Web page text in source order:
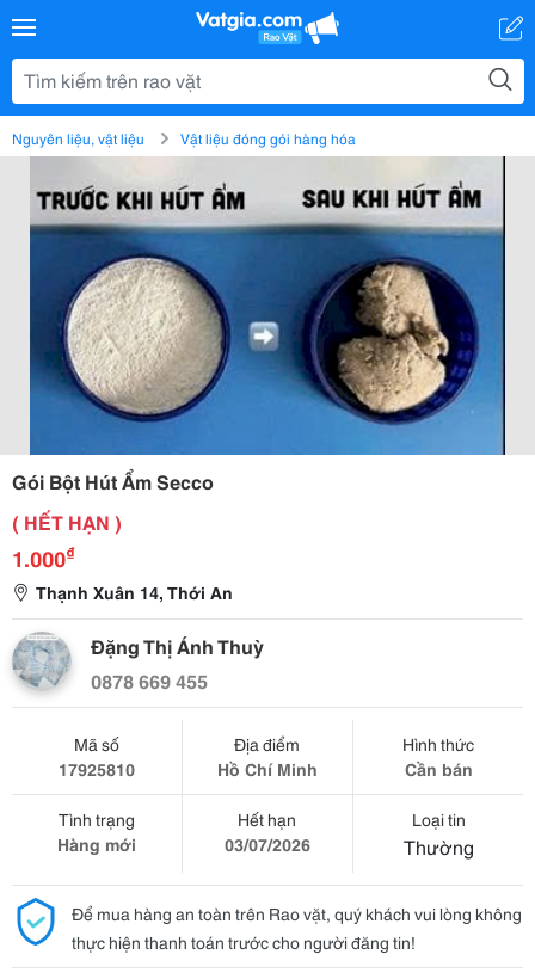
Nguyên liệu, vật liệu Vật liệu đóng gói hàng hóa
Gói Bột Hút Ẩm Secco
( HẾT HẠN )
1.000₫
Thạnh Xuân 14, Thới An
Đặng Thị Ánh Thuỳ
0878 669 455
Mã số
17925810
Địa điểm
Hồ Chí Minh
Hình thức
Cần bán
Tình trạng
Hàng mới
Hết hạn
03/07/2026
Loại tin
Thường
Để mua hàng an toàn trên Rao vặt, quý khách vui lòng không
thực hiện thanh toán trước cho người đăng tin!